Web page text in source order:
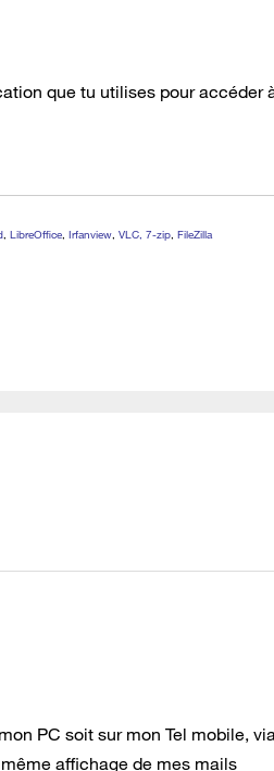
que tu utilises pour accéder
, LibreOffice, Irfanview, VLC, 7-zip, FileZilla
PC soit sur mon Tel mobile,
affichage de mes mails